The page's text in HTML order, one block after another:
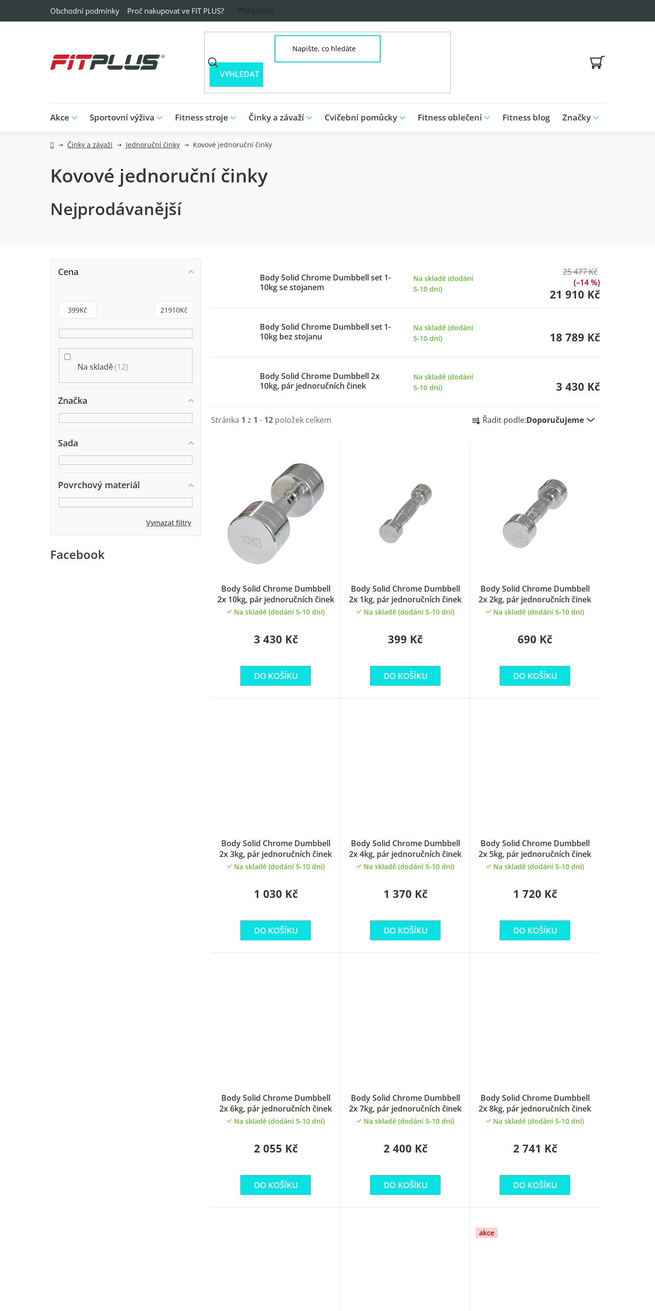
Obchodní podmínky Proč nakupovat ve FIT PLUS? Přihlášení
NÁKUPNÍ
Akce Sportovní výživa Fitness stroje Činky a závaží Cvičební pomůcky Fitness oblečení Fitness blog Značky
DomůČinky a závaží Jednoruční činky Kovové jednoruční činky
Kovové jednoruční činky
Nejprodávanější
P
n
n
p
a
n
e
Cena
399Kč 21910Kč
Na skladě 12
Značka
Sada
Povrchový materiál
Vymazat filtry
Facebook
Body Solid Chrome Dumbbell set 1-
10kg se stojanem
Na skladě (dodání
5-10 dní)
25 477 Kč
(–14 %)
21 910 Kč
Body Solid Chrome Dumbbell set 1-
10kg bez stojanu
Na skladě (dodání
5-10 dní)
18 789 Kč
Body Solid Chrome Dumbbell 2x
10kg, pár jednoručních činek
Na skladě (dodání
5-10 dní)
3 430 Kč
Stránka 1 z 1 - 12 položek celkem
Ř
d
Řadit podle:Doporučujeme
d
Body Solid Chrome Dumbbell
2x 10kg, pár jednoručních činek
Na skladě (dodání 5-10 dní)
3 430 Kč
DO KOŠÍKU
Body Solid Chrome Dumbbell
2x 1kg, pár jednoručních činek
Na skladě (dodání 5-10 dní)
399 Kč
DO KOŠÍKU
Body Solid Chrome Dumbbell
2x 2kg, pár jednoručních činek
Na skladě (dodání 5-10 dní)
690 Kč
DO KOŠÍKU
Body Solid Chrome Dumbbell
2x 3kg, pár jednoručních činek
Na skladě (dodání 5-10 dní)
1 030 Kč
DO KOŠÍKU
Body Solid Chrome Dumbbell
2x 4kg, pár jednoručních činek
Na skladě (dodání 5-10 dní)
1 370 Kč
DO KOŠÍKU
Body Solid Chrome Dumbbell
2x 5kg, pár jednoručních činek
Na skladě (dodání 5-10 dní)
1 720 Kč
DO KOŠÍKU
Body Solid Chrome Dumbbell
2x 6kg, pár jednoručních činek
Na skladě (dodání 5-10 dní)
2 055 Kč
DO KOŠÍKU
Body Solid Chrome Dumbbell
2x 7kg, pár jednoručních činek
Na skladě (dodání 5-10 dní)
2 400 Kč
DO KOŠÍKU
Body Solid Chrome Dumbbell
2x 8kg, pár jednoručních činek
Na skladě (dodání 5-10 dní)
2 741 Kč
DO KOŠÍKU
akce